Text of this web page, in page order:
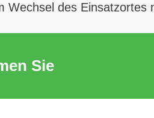
Wechsel des Einsatzortes
Sie